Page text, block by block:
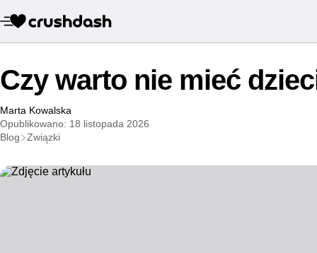
Czy warto nie mieć
Marta Kowalska
Opublikowano: 18 listopada 2026
Blog
Związki